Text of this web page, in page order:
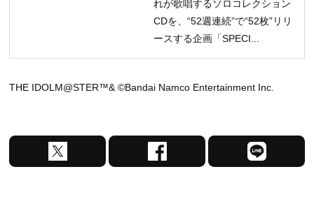
れが歌唱するソロコレクション
CDを、“52週連続”で“52枚”リリ
ースする企画「SPECI...
THE IDOLM@STER™& ©Bandai Namco Entertainment Inc.
X
で
F
a
L
I